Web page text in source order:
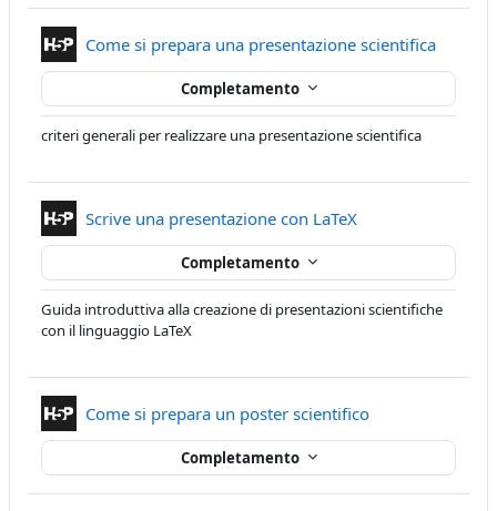
Come si prepara una presentazione scientifica
Completamento
criteri generali per realizzare una presentazione scientifica
Scrive una presentazione con LaTeXContenuto
Completamento
Guida introduttiva alla creazione di presentazioni scientifiche
con il linguaggio LaTeX
Come si prepara un poster scientificoContenuto
Completamento